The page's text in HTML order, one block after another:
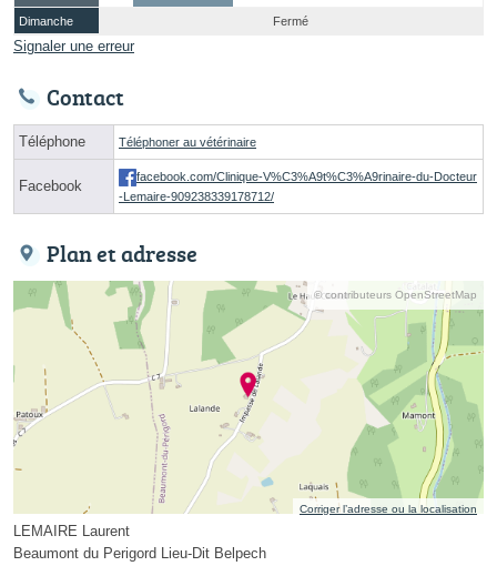
Dimanche
Fermé
Signaler une erreur
Contact
Téléphone Téléphoner au vétérinaire
Facebook
facebook.com/Clinique-V%C3%A9t%C3%A9rinaire-du-Docteur
-Lemaire-909238339178712/
Plan et adresse
© contributeurs OpenStreetMap
Corriger l’adresse ou la localisation
LEMAIRE Laurent
Beaumont du Perigord Lieu-Dit Belpech